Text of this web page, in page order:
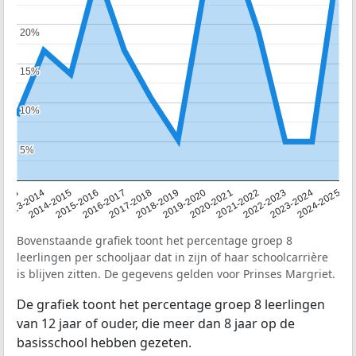
2013-20142014-20152015-20162016-20172017-20182018-20192019-20202020-20212021-20222022-20232023-20242024-2025
5%
5%
10%
10%
15%
15%
20%
20%
Bovenstaande grafiek toont het percentage groep 8
leerlingen per schooljaar dat in zijn of haar schoolcarrière
is blijven zitten. De gegevens gelden voor Prinses Margriet.
De grafiek toont het percentage groep 8 leerlingen
van 12 jaar of ouder, die meer dan 8 jaar op de
basisschool hebben gezeten.